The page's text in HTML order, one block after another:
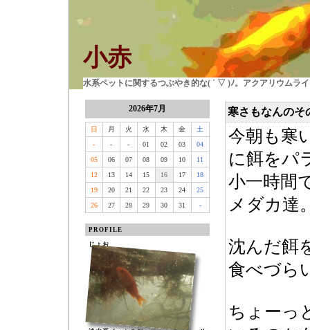
小赤
水系ペットに関するつぶやき的な( ´ ▽ )ﾉ。アクアリウムラ
2026年7月
日 月 火 水 木 金
土
-
- - 01 02 03
04
05
06 07 08 09 10
11
12
13 14 15 16 17
18
19
20 21 22 23 24
25
26
27 28 29 30 31 -
PROFILE
じょお
寒さもなんのそ
今朝も寒
に餌をパ
小一時間
メダカ達
沈んだ餌
食べづら
ちょーっ